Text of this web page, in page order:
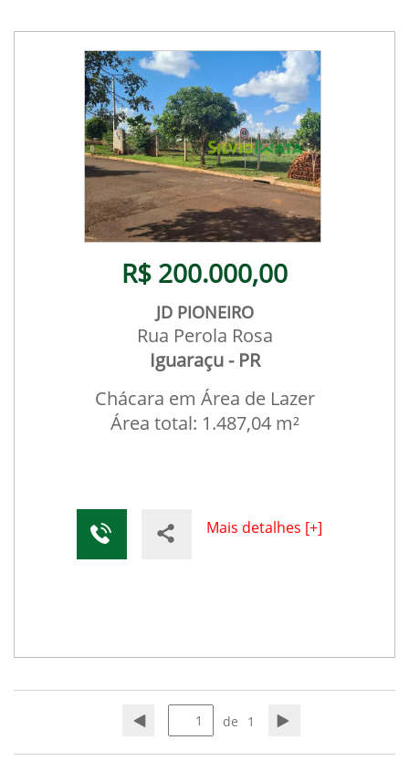
R$ 200.000,00
JD PIONEIRO
Rua Perola Rosa
Iguaraçu - PR
Chácara em Área de Lazer
Área total: 1.487,04 m²
Mais detalhes [+]
de 1